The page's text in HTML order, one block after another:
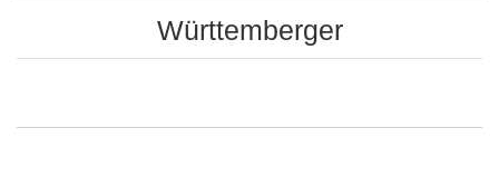
Württemberger